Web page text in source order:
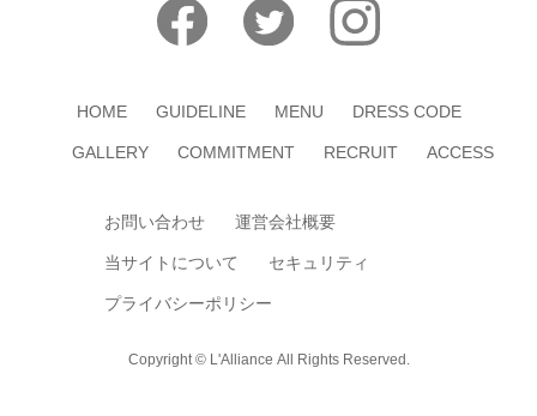
HOME GUIDELINE MENU DRESS CODE
GALLERY COMMITMENT RECRUIT ACCESS
お問い合わせ 運営会社概要
当サイトについて セキュリティ
プライバシーポリシー
Copyright © L'Alliance All Rights Reserved.